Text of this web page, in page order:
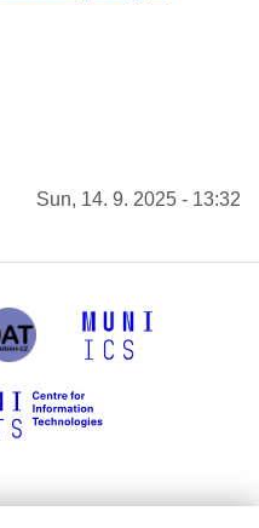
Sun, 14. 9. 2025 - 13:32